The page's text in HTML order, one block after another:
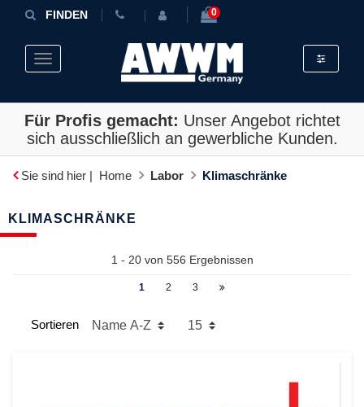
FINDEN 0
Toggle navigation Toggle
Für Profis gemacht: Unser Angebot richtet
sich ausschließlich an gewerbliche Kunden.
Sie sind hier | Home Labor Klimaschränke
KLIMASCHRÄNKE
1 - 20 von 556 Ergebnissen
1 2 3
Sortieren